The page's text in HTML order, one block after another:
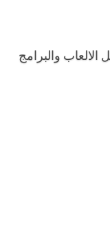
والبرامج